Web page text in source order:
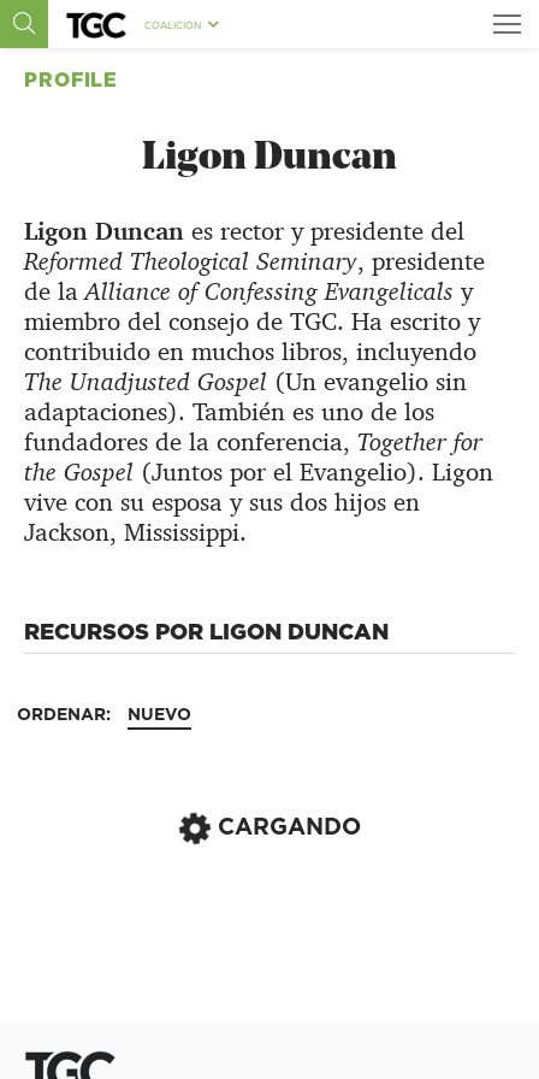
COALICIÓN
PROFILE
Ligon Duncan
Ligon Duncan es rector y presidente del
Reformed Theological Seminary, presidente
de laAlliance of Confessing Evangelicals y
miembro del consejo de TGC. Ha escrito y
contribuido en muchos libros, incluyendo
The Unadjusted Gospel (Un evangelio sin
adaptaciones). También es uno de los
fundadores de la conferencia, Together for
the Gospel (Juntos por el Evangelio). Ligon
vive con su esposa y sus dos hijos en
Jackson, Mississippi.
RECURSOS POR LIGON DUNCAN
ORDENAR: NUEVO
CARGANDO